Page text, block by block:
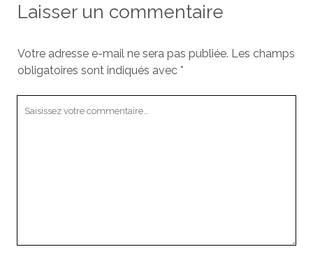
Laisser un commentaire
Votre adresse e-mail ne sera pas publiée. Les champs
obligatoires sont indiqués avec *